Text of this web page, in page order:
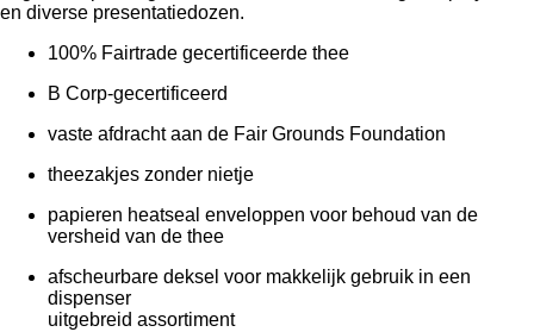
en diverse presentatiedozen.
100% Fairtrade gecertificeerde thee
B Corp-gecertificeerd
vaste afdracht aan de Fair Grounds Foundation
theezakjes zonder nietje
papieren heatseal enveloppen voor behoud van de
versheid van de thee
afscheurbare deksel voor makkelijk gebruik in een
dispenser
uitgebreid assortiment